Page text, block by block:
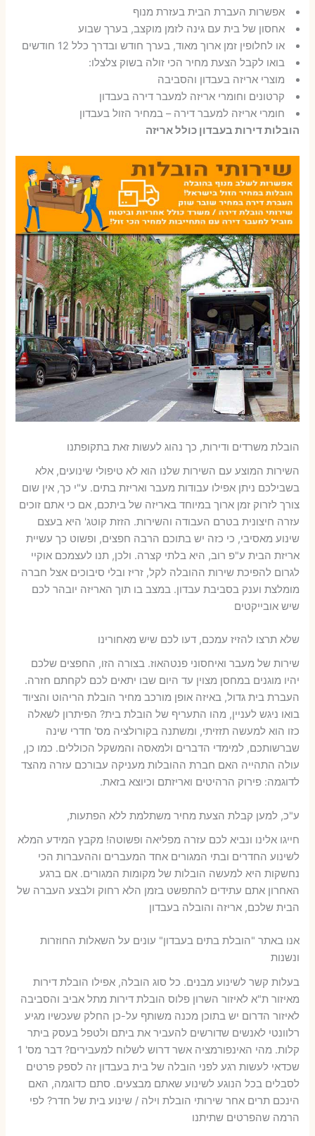
אפשרות העברת הבית בעזרת מנוף
אחסון של בית עם גינה לזמן מוקצב, בערך שבוע
או לחלופין זמן ארוך מאוד, בערך חודש ובדרך כלל 12 חודשים
בואו לקבל הצעת מחיר הכי זולה בשוק צלצלו:
מוצרי אריזה בעבדון והסביבה
קרטונים וחומרי אריזה למעבר דירה בעבדון
חומרי אריזה למעבר דירה – במחיר הזול בעבדון
הובלות דירות בעבדון כולל אריזה
הובלת משרדים ודירות, כך נהוג לעשות זאת בתקופתנו
השירות המוצע עם השירות שלנו הוא לא טיפולי שינועים, אלא
בשבילכם ניתן אפילו עבודות מעבר ואריזת בתים. ע"י כך, אין שום
צורך לזרוק זמן ארוך במיוחד באריזה של ביתכם, אם כי אתם זוכים
עזרה חיצונית בטרם העבודה והשירות. הזזת קוטג' היא בעצם
שינוע מאסיבי, כי כזה יש בתוכם הרבה חפצים, ופשוט כך עשיית
אריזת הבית ע"פ רוב, היא בלתי קצרה. ולכן, תנו לעצמכם אוקיי
לגרום להפיכת שירות ההובלה לקל, זריז ובלי סיבוכים אצל חברה
מומלצת וענק בסביבת עבדון. במצב בו תוך האריזה יובהר לכם
שיש אובייקטים
שלא תרצו להזיז עמכם, דעו לכם שיש מאחורינו
שירות של מעבר ואיחסוני פנטהאוז. בצורה הזו, החפצים שלכם
יהיו מוגנים במחסן מצוין עד היום שבו יתאים לכם לקחתם חזרה.
העברת בית גדול, באיזה אופן מורכב מחיר הובלת הריהוט והציוד
בואו ניגש לעניין, מהו התעריף של הובלת בית? הפיתרון לשאלה
כזו הוא למעשה תזזיתי, ומשתנה בקורולציה מס' חדרי שינה
שברשותכם, למימדי הדברים ולמאסה והמשקל הכוללים. כמו כן,
עולה התהייה האם חברת ההובלות מעניקה עבורכם עזרה מהצד
לדוגמה: פירוק הרהיטים ואריזתם וכיוצא בזאת.
ע"כ, למען קבלת הצעת מחיר משתלמת ללא הפתעות,
חייגו אלינו ונביא לכם עזרה מפליאה ופשוטה! מקבץ המידע המלא
לשינוע החדרים ובתי המגורים אחד המעברים וההעברות הכי
נחשקות היא למעשה הובלות של מקומות המגורים. אם ברגע
האחרון אתם עתידים להתפשט בזמן הלא רחוק ולבצע העברה של
הבית שלכם, אריזה והובלה בעבדון
אנו באתר "הובלת בתים בעבדון" עונים על השאלות החוזרות
ונשנות
בעלות קשר לשינוע מבנים. כל סוג הובלה, אפילו הובלת דירות
מאיזור ת"א לאיזור השרון פלוס הובלת דירות מתל אביב והסביבה
לאיזור הדרום יש בתוכן מכנה משותף על-כן החלק שעכשיו מגיע
רלוונטי לאנשים שדורשים להעביר את ביתם ולטפל בעסק ביתר
קלות. מהי האינפורמציה אשר דרוש לשלוח למעבירים? דבר מס' 1
שכדאי לעשות רגע לפני הובלה של בית בעבדון זה לספק פרטים
לסבלים בכל הנוגע לשינוע שאתם מבצעים. סתם כדוגמה, האם
הינכם תרים אחר שירותי הובלת וילה / שינוע בית של חדר? לפי
הרמה שהפרטים שתיתנו